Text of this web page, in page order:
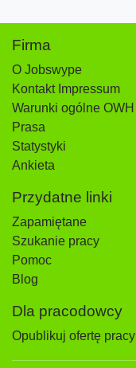
Firma
O Jobswype
Kontakt Impressum
Warunki ogólne OWH
Prasa
Statystyki
Ankieta
Przydatne linki
Zapamiętane
Szukanie pracy
Pomoc
Blog
Dla pracodowcy
Opublikuj ofertę pracy